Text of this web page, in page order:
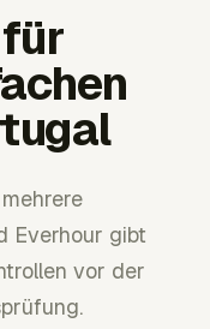
Everhour gibt
vor der